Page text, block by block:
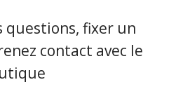
questions, fixer un
contact avec le